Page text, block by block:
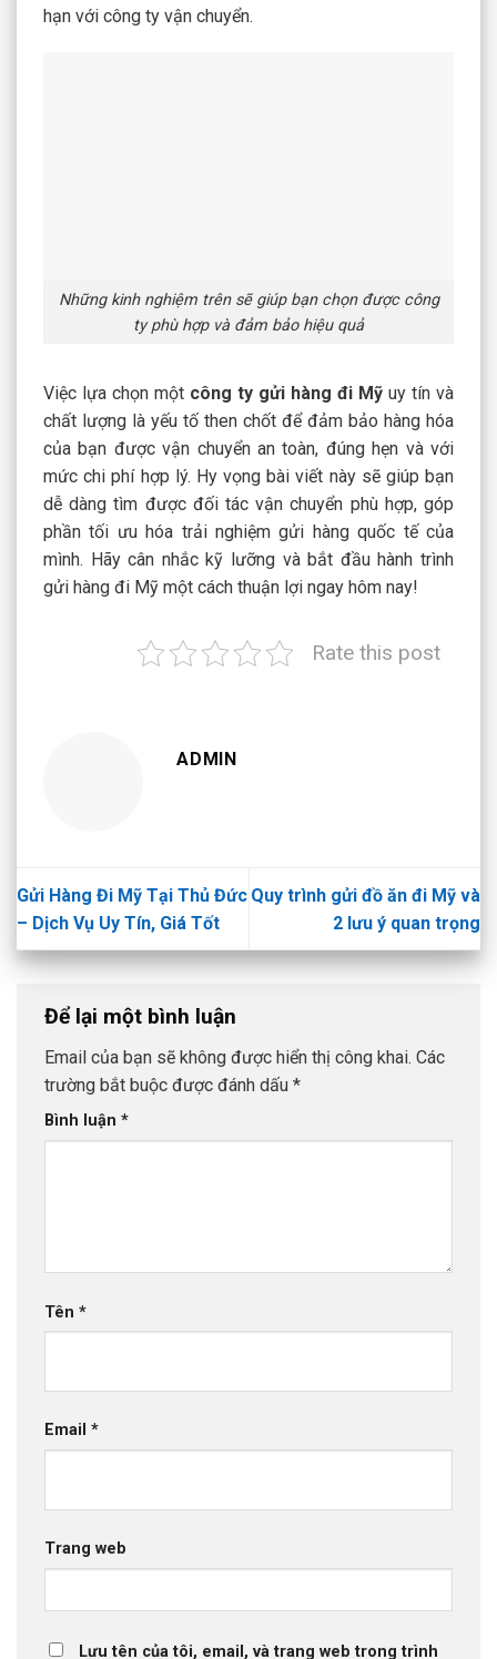
hạn với công ty vận chuyển.
Những kinh nghiệm trên sẽ giúp bạn chọn được công
ty phù hợp và đảm bảo hiệu quả
Việc lựa chọn một công ty gửi hàng đi Mỹ uy tín và
chất lượng là yếu tố then chốt để đảm bảo hàng hóa
của bạn được vận chuyển an toàn, đúng hẹn và với
mức chi phí hợp lý. Hy vọng bài viết này sẽ giúp bạn
dễ dàng tìm được đối tác vận chuyển phù hợp, góp
phần tối ưu hóa trải nghiệm gửi hàng quốc tế của
mình. Hãy cân nhắc kỹ lưỡng và bắt đầu hành trình
gửi hàng đi Mỹ một cách thuận lợi ngay hôm nay!
Rate this post
ADMIN
Gửi Hàng Đi Mỹ Tại Thủ Đức
– Dịch Vụ Uy Tín, Giá Tốt
Quy trình gửi đồ ăn đi Mỹ và
2 lưu ý quan trọng
Để lại một bình luận
Email của bạn sẽ không được hiển thị công khai. Các
trường bắt buộc được đánh dấu *
Bình luận *
Tên *
Email *
Trang web
Lưu tên của tôi, email, và trang web trong trình